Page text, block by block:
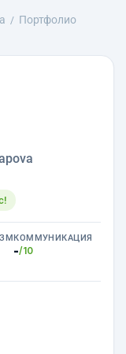
Портфолио
КОММУНИКАЦИЯ
-/10